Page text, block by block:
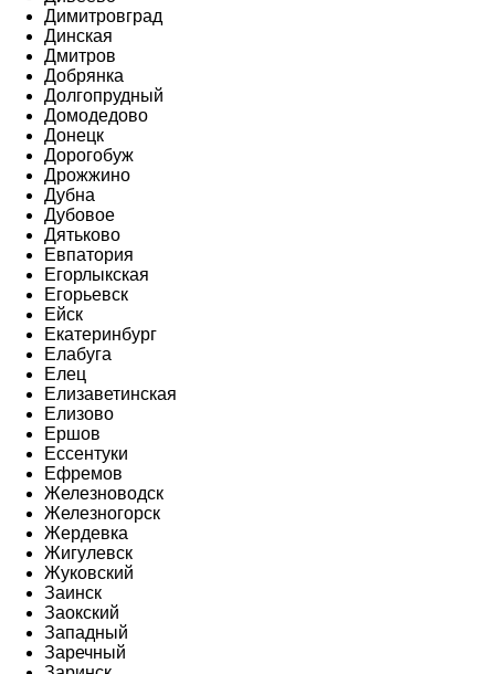
Димитровград
Динская
Дмитров
Добрянка
Долгопрудный
Домодедово
Донецк
Дорогобуж
Дрожжино
Дубна
Дубовое
Дятьково
Евпатория
Егорлыкская
Егорьевск
Ейск
Екатеринбург
Елабуга
Елец
Елизаветинская
Елизово
Ершов
Ессентуки
Ефремов
Железноводск
Железногорск
Жердевка
Жигулевск
Жуковский
Заинск
Заокский
Западный
Заречный